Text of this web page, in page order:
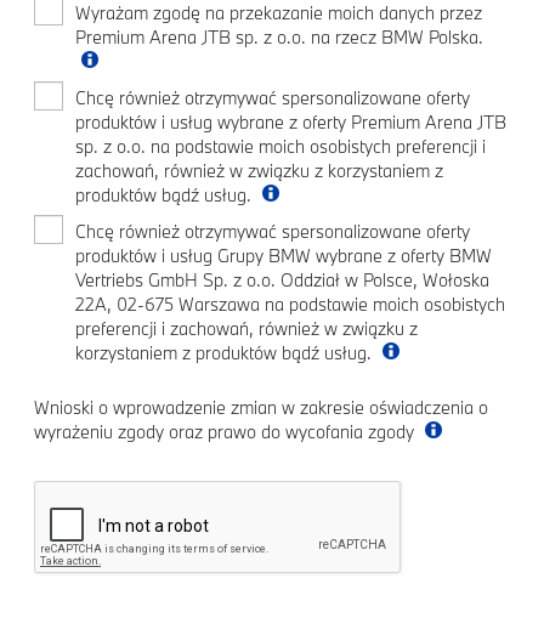
Wyrażam zgodę na przekazanie moich danych przez
Premium Arena JTB sp. z o.o. na rzecz BMW Polska.
Chcę również otrzymywać spersonalizowane oferty
produktów i usług wybrane z oferty Premium Arena JTB
sp. z o.o. na podstawie moich osobistych preferencji i
zachowań, również w związku z korzystaniem z
produktów bądź usług.
Chcę również otrzymywać spersonalizowane oferty
produktów i usług Grupy BMW wybrane z oferty BMW
Vertriebs GmbH Sp. z o.o. Oddział w Polsce, Wołoska
22A, 02-675 Warszawa na podstawie moich osobistych
preferencji i zachowań, również w związku z
korzystaniem z produktów bądź usług.
Wnioski o wprowadzenie zmian w zakresie oświadczenia o
wyrażeniu zgody oraz prawo do wycofania zgody